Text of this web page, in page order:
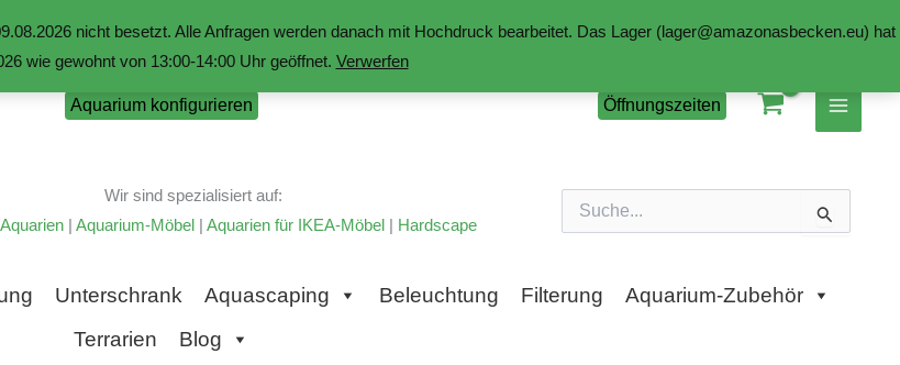
nicht besetzt. Alle Anfragen werden danach mit Hochdruck bearbeitet. Das Lager (lager@amazonasbecken.eu) hat
wie gewohnt von 13:00-14:00 Uhr geöffnet. Verwerfen
Aquarium konfigurieren Öffnungszeiten
Wir sind spezialisiert auf:
| Aquarium-Möbel | Aquarien für IKEA-Möbel | Hardscape
nach:
Unterschrank Aquascaping Beleuchtung Filterung
Aquarium-Zubehör
Terrarien
Blog